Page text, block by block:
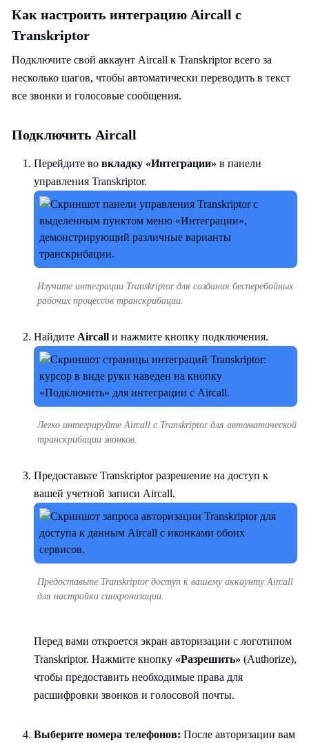
Как настроить интеграцию Aircall с
Transkriptor
Подключите свой аккаунт Aircall к Transkriptor всего за
несколько шагов, чтобы автоматически переводить в текст
все звонки и голосовые сообщения.
Подключить Aircall
Перейдите во вкладку «Интеграции» в панели
управления Transkriptor.
Изучите интеграции Transkriptor для создания бесперебойных
рабочих процессов транскрибации.
Найдите Aircall и нажмите кнопку подключения.
Легко интегрируйте Aircall с Transkriptor для автоматической
транскрибации звонков.
Предоставьте Transkriptor разрешение на доступ к
вашей учетной записи Aircall.
Предоставьте Transkriptor доступ к вашему аккаунту Aircall
для настройки синхронизации.
Перед вами откроется экран авторизации с логотипом
Transkriptor. Нажмите кнопку «Разрешить» (Authorize),
чтобы предоставить необходимые права для
расшифровки звонков и голосовой почты.
Выберите номера телефонов: После авторизации вам